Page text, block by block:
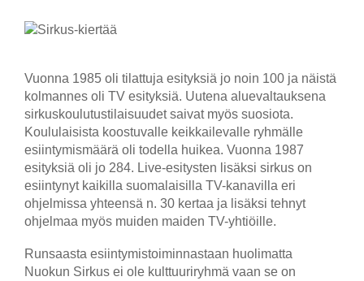
Vuonna 1985 oli tilattuja esityksiä jo noin 100 ja näistä
kolmannes oli TV esityksiä. Uutena aluevaltauksena
sirkuskoulutustilaisuudet saivat myös suosiota.
Koululaisista koostuvalle keikkailevalle ryhmälle
esiintymismäärä oli todella huikea. Vuonna 1987
esityksiä oli jo 284. Live-esitysten lisäksi sirkus on
esiintynyt kaikilla suomalaisilla TV-kanavilla eri
ohjelmissa yhteensä n. 30 kertaa ja lisäksi tehnyt
ohjelmaa myös muiden maiden TV-yhtiöille.
Runsaasta esiintymistoiminnastaan huolimatta
Nuokun Sirkus ei ole kulttuuriryhmä vaan se on